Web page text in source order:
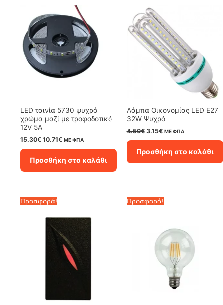
LED ταινία 5730 ψυχρό
χρώμα μαζί με τροφοδοτικό
12V 5A
15.30€ Original
price
15.30€.
10.71€Η
τρέχουσα
είναι:
10.71€.
ΜΕ ΦΠΑ
Προσθήκη στο καλάθι
Λάμπα Οικονομίας LED E27
32W Ψυχρό
4.50€ Original
price
4.50€.
3.15€Η
τρέχουσα
είναι:
3.15€.
ΜΕ ΦΠΑ
Προσθήκη στο καλάθι
Προσφορά! Προσφορά!